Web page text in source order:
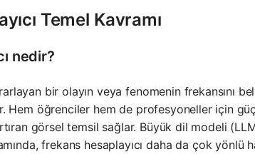
Temel Kavramı
nedir?
bir olayın veya fenomenin frekansını
Hem öğrenciler hem de profesyoneller için
görsel temsil sağlar. Büyük dil modeli
frekans hesaplayıcı daha da çok yönlü